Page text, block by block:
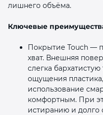
лишнего объёма.
Ключевые
Покрытие Touch —
хват. Внешняя
слегка бархатистую
ощущения
использование
комфортным. При
истиранию и долго